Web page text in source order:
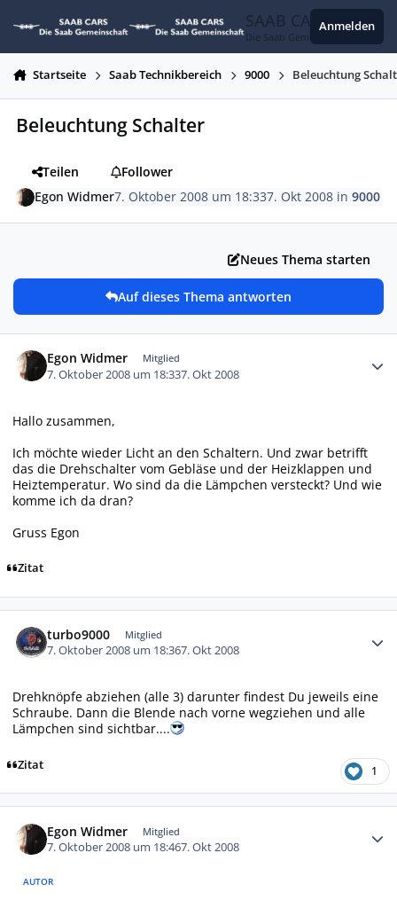
SAAB CARS
Die Saab Gemeinschaft
Anmelden
Startseite Saab Technikbereich 9000 Beleuchtung
Beleuchtung Schalter
Teilen
Follower
Egon Widmer7. Oktober 2008 um 18:337. Okt 2008 in9000
Neues Thema starten
Auf dieses Thema antworten
Egon Widmer Mitglied
7. Oktober 2008 um 18:337. Okt 2008
Hallo zusammen,
Ich möchte wieder Licht an den Schaltern. Und zwar betrifft
das die Drehschalter vom Gebläse und der Heizklappen und
Heiztemperatur. Wo sind da die Lämpchen versteckt? Und wie
komme ich da dran?
Gruss Egon
Zitat
turbo9000 Mitglied
7. Oktober 2008 um 18:367. Okt 2008
Drehknöpfe abziehen (alle 3) darunter findest Du jeweils eine
Schraube. Dann die Blende nach vorne wegziehen und alle
Lämpchen sind sichtbar....
Zitat 1
Egon Widmer Mitglied
7. Oktober 2008 um 18:467. Okt 2008
AUTOR